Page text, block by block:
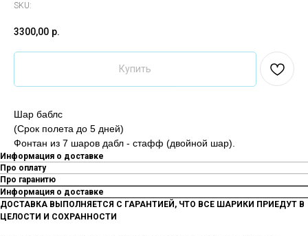
SKU:
3300,00 р.
Купить
Шар баблс
(Срок полета до 5 дней)
Фонтан из 7 шаров дабл - стафф (двойной шар).
Информация о доставке
Про оплату
Про гаранитю
Информация о доставке
ДОСТАВКА ВЫПОЛНЯЕТСЯ С ГАРАНТИЕЙ, ЧТО ВСЕ ШАРИКИ ПРИЕДУТ В
ЦЕЛОСТИ И СОХРАННОСТИ